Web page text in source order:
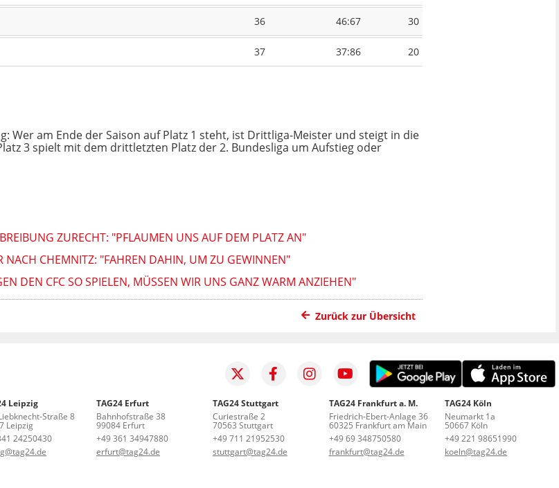
36 46:67 30
37 37:86
20
Wer am Ende der Saison auf Platz 1 steht, ist Drittliga-Meister und steigt in die
3 spielt mit dem drittletzten Platz der 2. Bundesliga um Aufstieg oder
ZURECHT: "PFLAUMEN UNS AUF DEM PLATZ AN"
NACH CHEMNITZ: "FAHREN DAHIN, UM ZU GEWINNEN"
DEN CFC SO SPIELEN, MÜSSEN WIR UNS GANZ WARM ANZIEHEN"
Zurück zur Übersicht
Leipzig
Straße 8
Leipzig
24250430
TAG24 Erfurt
Bahnhofstraße 38
99084 Erfurt
+49 361 34947880
erfurt@tag24.de
TAG24 Stuttgart
Curiestraße 2
70563 Stuttgart
+49 711 21952530
stuttgart@tag24.de
TAG24 Frankfurt a. M.
Friedrich-Ebert-Anlage 36
60325 Frankfurt am Main
+49 69 348750580
frankfurt@tag24.de
TAG24 Köln
Neumarkt 1a
50667 Köln
+49 221 98651990
koeln@tag24.de